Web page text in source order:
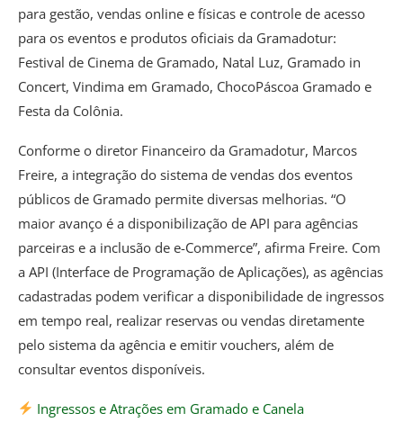
para gestão, vendas online e físicas e controle de acesso
para os eventos e produtos oficiais da Gramadotur:
Festival de Cinema de Gramado, Natal Luz, Gramado in
Concert, Vindima em Gramado, ChocoPáscoa Gramado e
Festa da Colônia.
Conforme o diretor Financeiro da Gramadotur, Marcos
Freire, a integração do sistema de vendas dos eventos
públicos de Gramado permite diversas melhorias. “O
maior avanço é a disponibilização de API para agências
parceiras e a inclusão de e-Commerce”, afirma Freire. Com
a API (Interface de Programação de Aplicações), as agências
cadastradas podem verificar a disponibilidade de ingressos
em tempo real, realizar reservas ou vendas diretamente
pelo sistema da agência e emitir vouchers, além de
consultar eventos disponíveis.
Ingressos e Atrações em Gramado e Canela